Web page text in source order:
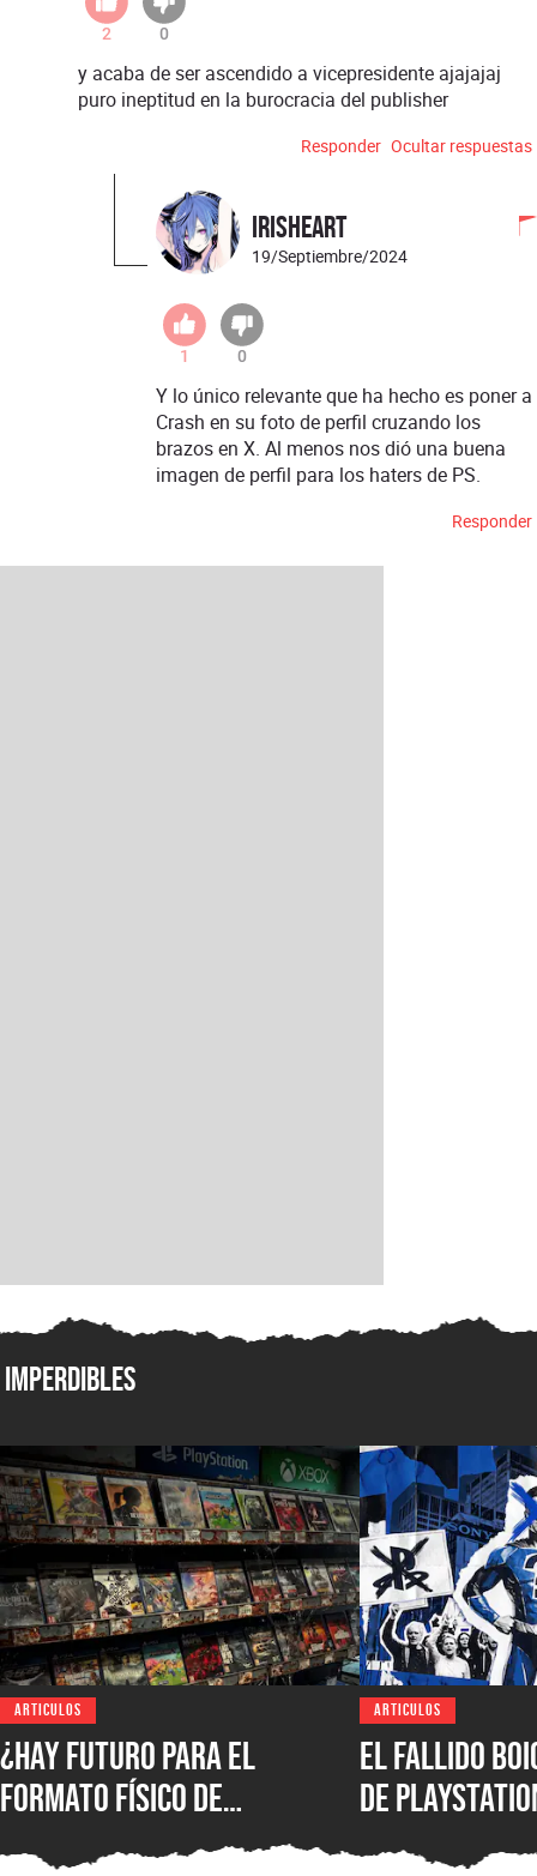
2 0
y acaba de ser ascendido a vicepresidente ajajajaj
puro ineptitud en la burocracia del publisher
Responder Ocultar respuestas
IrisHeart
19/Septiembre/2024
1 0
Y lo único relevante que ha hecho es poner a
Crash en su foto de perfil cruzando los
brazos en X. Al menos nos dió una buena
imagen de perfil para los haters de PS.
Responder
Imperdibles
ARTICULOS
¿Hay futuro para el
formato físico de
videojuegos en México?
ARTICULOS
El fallido
de
quién